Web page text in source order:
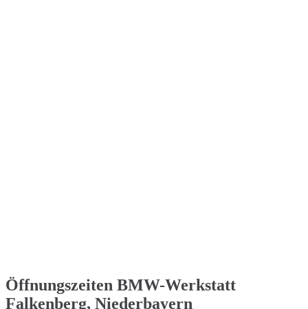
Öffnungszeiten BMW-Werkstatt
Falkenberg, Niederbayern